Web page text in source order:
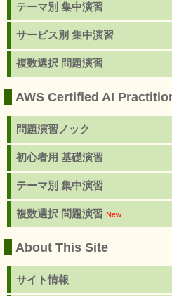
テーマ別 集中演習
サービス別 集中演習
複数選択 問題演習
AWS Certified AI
問題演習ノック
初心者用 基礎演習
テーマ別 集中演習
複数選択 問題演習 New
About This Site
サイト情報